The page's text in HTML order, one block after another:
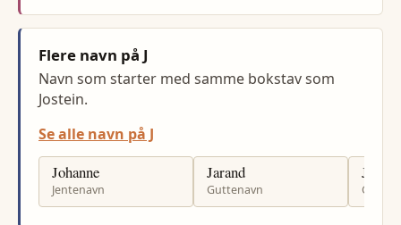
Flere navn på J
Navn som starter med samme bokstav som
Jostein.
Se alle navn på J
Johanne
Jentenavn
Jarand
Guttenavn
Jøran